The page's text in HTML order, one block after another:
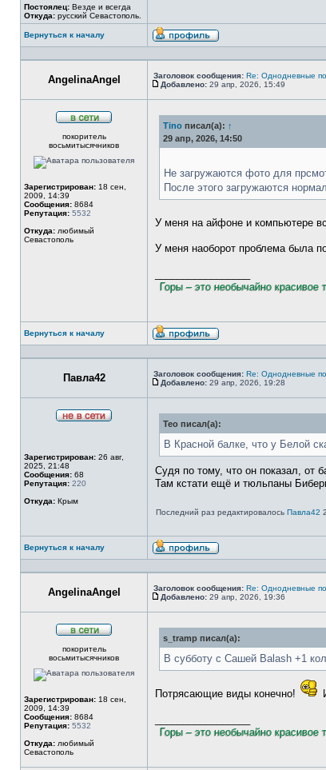
Постоялец: Везде и всегда
Откуда: русский Севастополь.
Вернуться к началу
Профиль
AngelinaAngel Заголовок сообщения: Re: Однодневные
Сообщение
Добавлено: 29 апр, 2026, 15:49
покоритель
восьмитысячников
Зарегистрирован: 18 сен,
2009, 14:39
Сообщения: 8684
Репутация: 5532
Откуда: любимый
Севастополь
Tino писал(а): ↑
29 апр, 2026, 14:50
Не загружаются фото для
После этого загружаются
У меня на айфоне и компьютере
У меня наоборот проблема была
Горы – это необычайно красивое
Вернуться к началу
Профиль
Павла42 Заголовок сообщения: Re: Однодневные
Сообщение
Добавлено: 29 апр, 2026, 19:28
Зарегистрирован: 26 авг,
2025, 21:48
Сообщения: 68
Репутация: 220
Откуда: Крым
Тео писал(а):
В Красной балке, что у Белой
Судя по тому, что он показал, от
Там кстати ещё и тюльпаны
Последний раз редактировалось Павла42
Вернуться к началу
Профиль
AngelinaAngel Заголовок сообщения: Re: Однодневные
Сообщение
Добавлено: 29 апр, 2026, 19:36
покоритель
восьмитысячников
Зарегистрирован: 18 сен,
2009, 14:39
Сообщения: 8684
Репутация: 5532
Откуда: любимый
Севастополь
s_tramp писал(а):
В субботу с Сашей Balash +1
Потрясающие виды конечно!
Горы – это необычайно красивое